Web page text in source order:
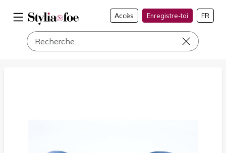
Accès Enregistre-toi FR